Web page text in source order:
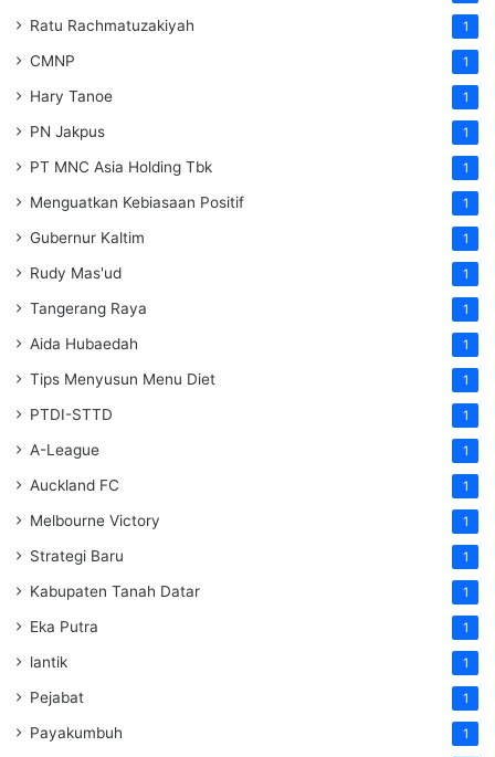
Ratu Rachmatuzakiyah 1
CMNP 1
Hary Tanoe 1
PN Jakpus 1
PT MNC Asia Holding Tbk 1
Menguatkan Kebiasaan Positif 1
Gubernur Kaltim 1
Rudy Mas'ud 1
Tangerang Raya 1
Aida Hubaedah 1
Tips Menyusun Menu Diet 1
PTDI-STTD 1
A-League 1
Auckland FC 1
Melbourne Victory 1
Strategi Baru 1
Kabupaten Tanah Datar 1
Eka Putra 1
lantik 1
Pejabat 1
Payakumbuh 1